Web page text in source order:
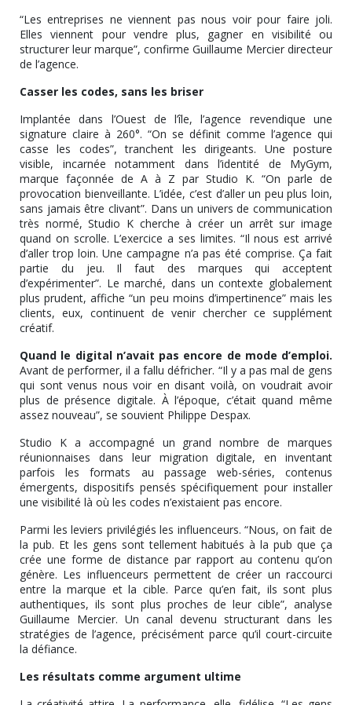
“Les entreprises ne viennent pas nous voir pour faire joli.
Elles viennent pour vendre plus, gagner en visibilité ou
structurer leur marque”, confirme Guillaume Mercier directeur
de l’agence.
Casser les codes, sans les briser
Implantée dans l’Ouest de l’île, l’agence revendique une
signature claire à 260°. “On se définit comme l’agence qui
casse les codes”, tranchent les dirigeants. Une posture
visible, incarnée notamment dans l’identité de MyGym,
marque façonnée de A à Z par Studio K. “On parle de
provocation bienveillante. L’idée, c’est d’aller un peu plus loin,
sans jamais être clivant”. Dans un univers de communication
très normé, Studio K cherche à créer un arrêt sur image
quand on scrolle. L’exercice a ses limites. “Il nous est arrivé
d’aller trop loin. Une campagne n’a pas été comprise. Ça fait
partie du jeu. Il faut des marques qui acceptent
d’expérimenter”. Le marché, dans un contexte globalement
plus prudent, affiche “un peu moins d’impertinence” mais les
clients, eux, continuent de venir chercher ce supplément
créatif.
Quand le digital n’avait pas encore de mode d’emploi.
Avant de performer, il a fallu défricher. “Il y a pas mal de gens
qui sont venus nous voir en disant voilà, on voudrait avoir
plus de présence digitale. À l’époque, c’était quand même
assez nouveau”, se souvient Philippe Despax.
Studio K a accompagné un grand nombre de marques
réunionnaises dans leur migration digitale, en inventant
parfois les formats au passage web-séries, contenus
émergents, dispositifs pensés spécifiquement pour installer
une visibilité là où les codes n’existaient pas encore.
Parmi les leviers privilégiés les influenceurs. “Nous, on fait de
la pub. Et les gens sont tellement habitués à la pub que ça
crée une forme de distance par rapport au contenu qu’on
génère. Les influenceurs permettent de créer un raccourci
entre la marque et la cible. Parce qu’en fait, ils sont plus
authentiques, ils sont plus proches de leur cible”, analyse
Guillaume Mercier. Un canal devenu structurant dans les
stratégies de l’agence, précisément parce qu’il court-circuite
la défiance.
Les résultats comme argument ultime